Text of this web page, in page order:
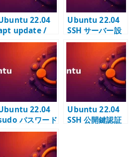
22.04
update /
upgrade –
手動更新の基本
を確認する
Ubuntu 22.04
SSH サーバー設
定 –
sshd_config と
公開鍵認証の前
提を確認する
22.04
パスワード
認の抑止 –
NOPASSWD を
安全に使う
Ubuntu 22.04
SSH 公開鍵認証